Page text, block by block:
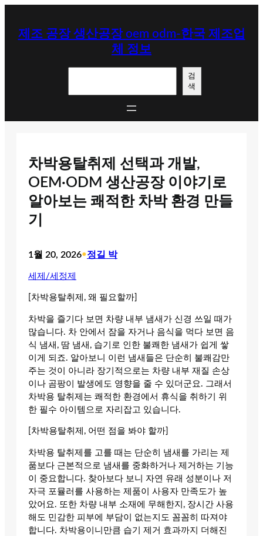
제조 공장 생산공장 oem odm-한국 제조업
체 정보
검
색
차박용탈취제 선택과 개발,
OEM·ODM 생산공장 이야기로
알아보는 쾌적한 차박 환경 만들
기
1월 20, 2026•정길 박
세제/세정제
[차박용탈취제, 왜 필요할까]
차박을 즐기다 보면 차량 내부 냄새가 신경 쓰일 때가
많습니다. 차 안에서 잠을 자거나 음식을 먹다 보면 음
식 냄새, 땀 냄새, 습기로 인한 불쾌한 냄새가 쉽게 쌓
이게 되죠. 알아보니 이런 냄새들은 단순히 불쾌감만
주는 것이 아니라 장기적으로는 차량 내부 재질 손상
이나 곰팡이 발생에도 영향을 줄 수 있더군요. 그래서
차박용 탈취제는 쾌적한 환경에서 휴식을 취하기 위
한 필수 아이템으로 자리잡고 있습니다.
[차박용탈취제, 어떤 점을 봐야 할까]
차박용 탈취제를 고를 때는 단순히 냄새를 가리는 제
품보다 근본적으로 냄새를 중화하거나 제거하는 기능
이 중요합니다. 찾아보다 보니 자연 유래 성분이나 저
자극 포뮬러를 사용하는 제품이 사용자 만족도가 높
았어요. 또한 차량 내부 소재에 무해한지, 장시간 사용
해도 민감한 피부에 부담이 없는지도 꼼꼼히 따져야
합니다. 차박용이니만큼 습기 제거 효과까지 더해진